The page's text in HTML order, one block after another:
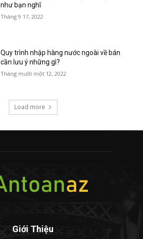
như bạn nghĩ
Tháng 9 17, 2022
Quy trình nhập hàng nước ngoài về bán
cần lưu ý những gì?
Tháng mười một 12, 2022
Load more
Giới Thiệu